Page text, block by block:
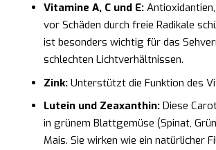
Vitamine A, C und E:
vor Schäden durch freie Radikale
ist besonders wichtig für das
schlechten Lichtverhältnissen.
Zink:Unterstützt die Funktion des
Lutein und Zeaxanthin:Diese
in grünem Blattgemüse (Spinat,
Mais. Sie wirken wie ein natürlicher